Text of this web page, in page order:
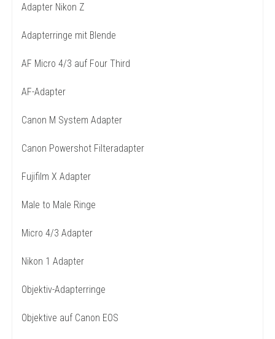
Adapter Nikon Z
Adapterringe mit Blende
AF Micro 4/3 auf Four Third
AF-Adapter
Canon M System Adapter
Canon Powershot Filteradapter
Fujifilm X Adapter
Male to Male Ringe
Micro 4/3 Adapter
Nikon 1 Adapter
Objektiv-Adapterringe
Objektive auf Canon EOS